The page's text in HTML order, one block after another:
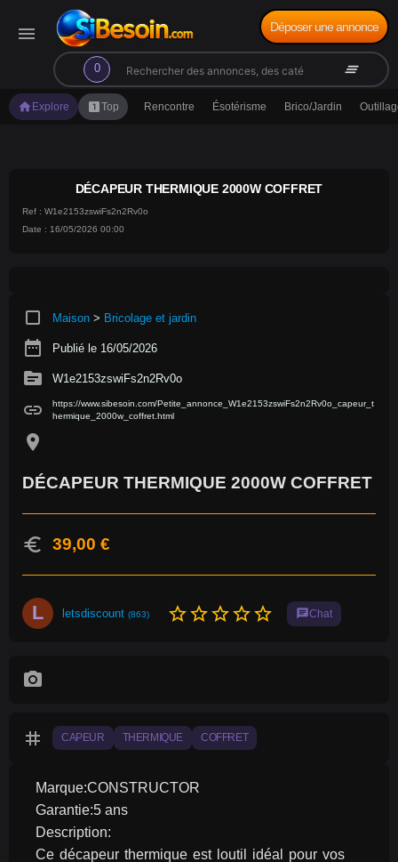
menu
0
search clear_all
Déposer une annonce
home Explore looks_oneTop Rencontre Ésotérisme Brico/Jardin
DÉCAPEUR THERMIQUE 2000W COFFRET
Ref : W1e2153zswiFs2n2Rv0o
Date : 16/05/2026 00:00
crop_square Maison > Bricolage et jardin
date_range Publié le 16/05/2026
source W1e2153zswiFs2n2Rv0o
link
https://www.sibesoin.com/Petite_annonce_W1e2153zswiFs2n2Rv0o_capeur_t
hermique_2000w_coffret.html
location_on
DÉCAPEUR THERMIQUE 2000W COFFRET
euro 39,00 €
L letsdiscount (863) star_borderstar_borderstar_borderstar_borderstar_border chatChat
photo_camera
tag CAPEUR THERMIQUE COFFRET
Marque:CONSTRUCTOR
Garantie:5 ans
Description:
Ce décapeur thermique est loutil idéal pour vos